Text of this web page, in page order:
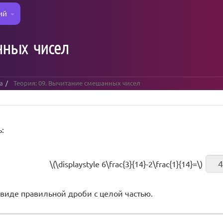
чисел
Теория: 09. Вычитание смешанных чисел
\(\displaystyle 6\frac{3}{14}-2\frac{1}{14}=\)
виде правильной дроби с целой частью.